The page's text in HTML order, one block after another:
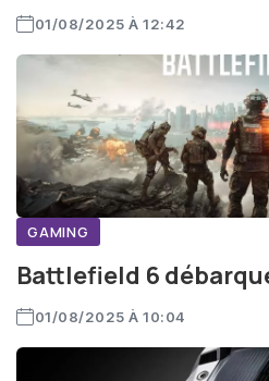
01/08/2025 À 12:42
GAMING
Battlefield 6
01/08/2025 À 10:04